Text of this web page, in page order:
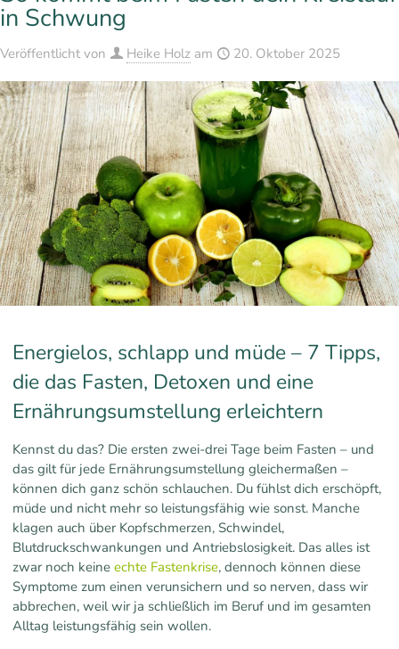
in Schwung
Veröffentlicht von Heike Holz am 20. Oktober 2025
Energielos, schlapp und müde – 7 Tipps,
die das Fasten, Detoxen und eine
Ernährungsumstellung erleichtern
Kennst du das? Die ersten zwei-drei Tage beim Fasten – und
das gilt für jede Ernährungsumstellung gleichermaßen –
können dich ganz schön schlauchen. Du fühlst dich erschöpft,
müde und nicht mehr so leistungsfähig wie sonst. Manche
klagen auch über Kopfschmerzen, Schwindel,
Blutdruckschwankungen und Antriebslosigkeit. Das alles ist
zwar noch keineechte Fastenkrise, dennoch können diese
Symptome zum einen verunsichern und so nerven, dass wir
abbrechen, weil wir ja schließlich im Beruf und im gesamten
Alltag leistungsfähig sein wollen.